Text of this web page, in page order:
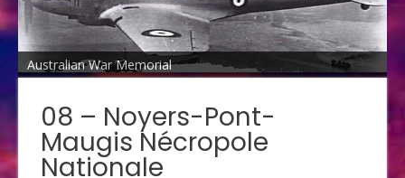
Australian War Memorial
08 – Noyers-Pont-
Maugis Nécropole
Nationale